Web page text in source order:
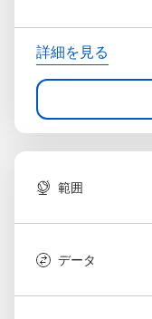
詳細を見る
範囲
データ